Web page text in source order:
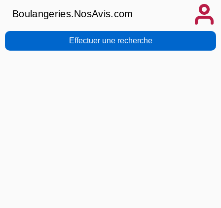
Boulangeries.NosAvis.com
Effectuer une recherche